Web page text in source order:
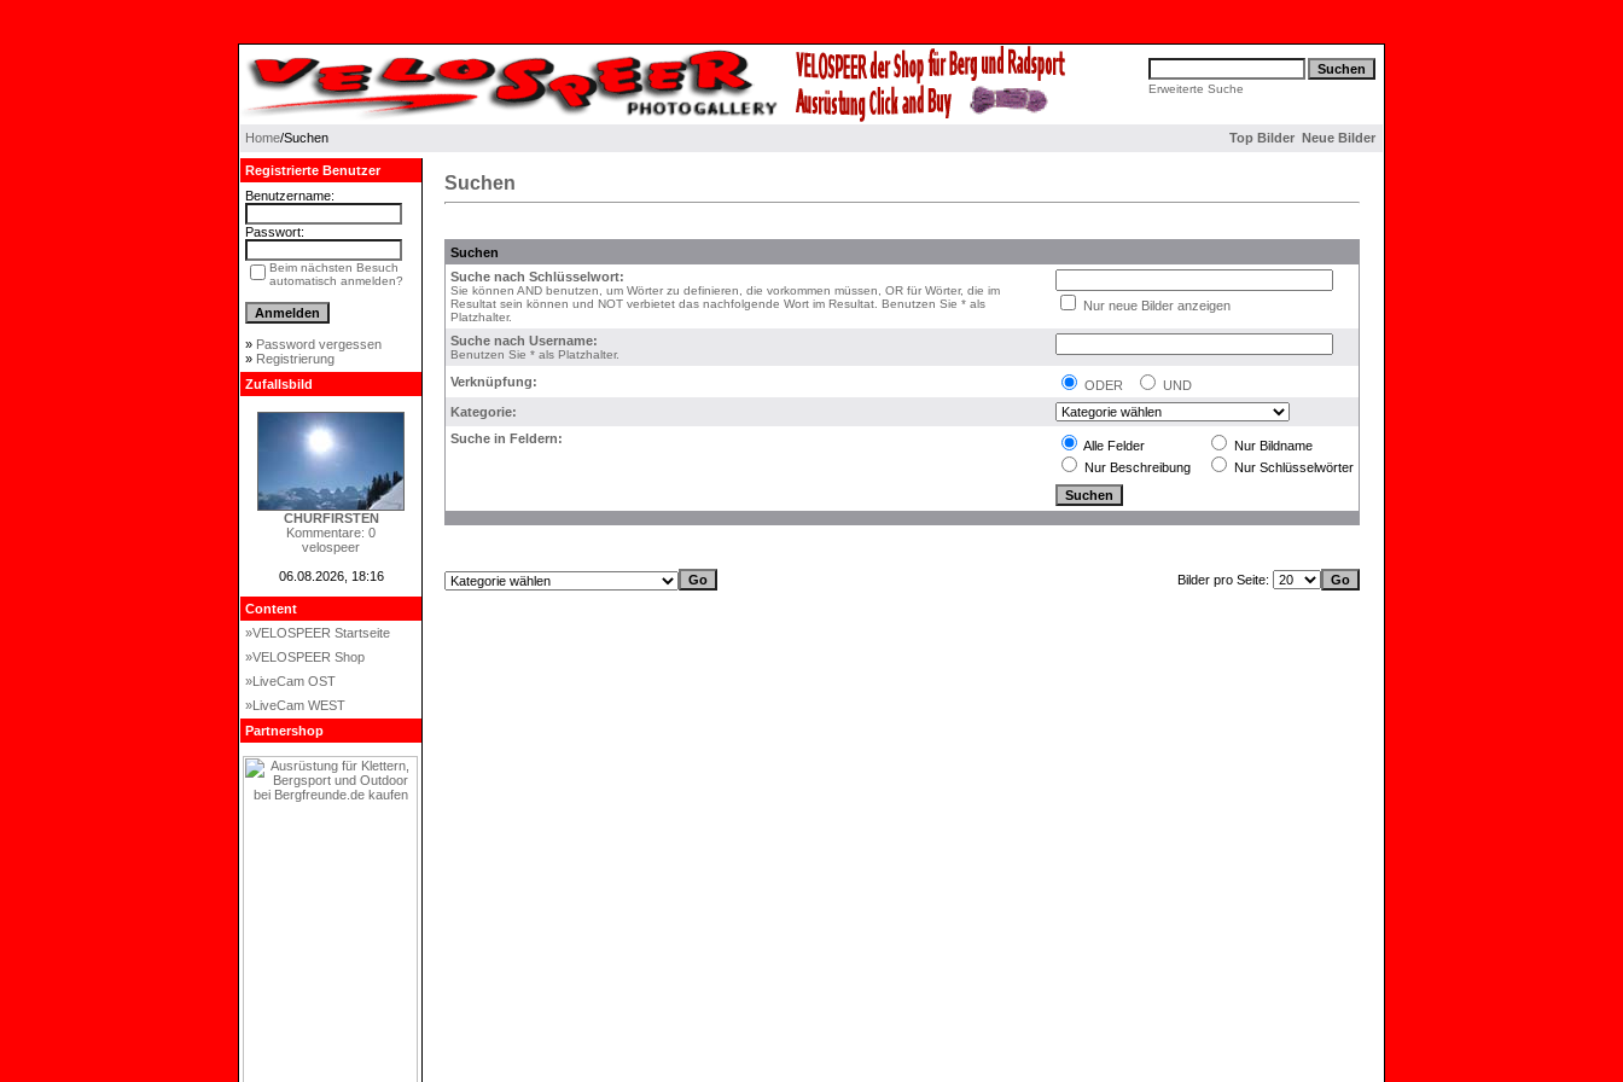
Erweiterte Suche
Home/Suchen Top Bilder Neue Bilder
Registrierte Benutzer
Benutzername:
Passwort:
Beim nächsten Besuch
automatisch anmelden?
» Password vergessen
» Registrierung
Zufallsbild
CHURFIRSTEN
Kommentare: 0
velospeer
06.08.2026, 18:16
Content
»VELOSPEER Startseite
»VELOSPEER Shop
»LiveCam OST
»LiveCam WEST
Partnershop
Suchen
Suchen
Suche nach Schlüsselwort:
Sie können AND benutzen, um Wörter zu definieren, die vorkommen müssen, OR für Wörter, die im
Resultat sein können und NOT verbietet das nachfolgende Wort im Resultat. Benutzen Sie * als
Platzhalter.
Nur neue Bilder anzeigen
Suche nach Username:
Benutzen Sie * als Platzhalter.
Verknüpfung: ODER
UND
Kategorie:
Suche in Feldern:
Alle Felder
Nur Bildname
Nur Beschreibung
Nur Schlüsselwörter
Bilder pro Seite: